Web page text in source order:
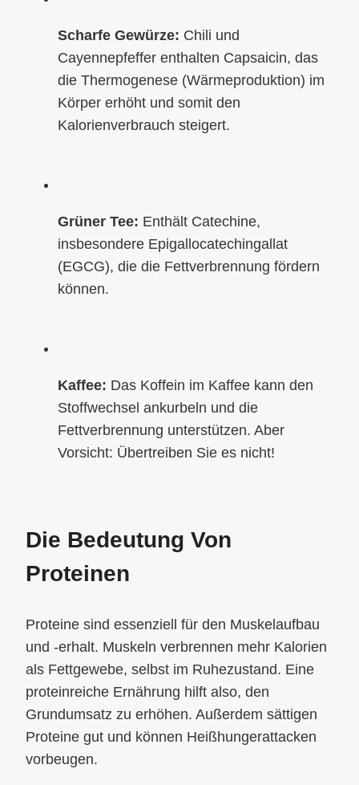
Scharfe Gewürze: Chili und
Cayennepfeffer enthalten Capsaicin, das
die Thermogenese (Wärmeproduktion) im
Körper erhöht und somit den
Kalorienverbrauch steigert.
Grüner Tee: Enthält Catechine,
insbesondere Epigallocatechingallat
(EGCG), die die Fettverbrennung fördern
können.
Kaffee: Das Koffein im Kaffee kann den
Stoffwechsel ankurbeln und die
Fettverbrennung unterstützen. Aber
Vorsicht: Übertreiben Sie es nicht!
Die Bedeutung Von
Proteinen
Proteine sind essenziell für den Muskelaufbau
und -erhalt. Muskeln verbrennen mehr Kalorien
als Fettgewebe, selbst im Ruhezustand. Eine
proteinreiche Ernährung hilft also, den
Grundumsatz zu erhöhen. Außerdem sättigen
Proteine gut und können Heißhungerattacken
vorbeugen.